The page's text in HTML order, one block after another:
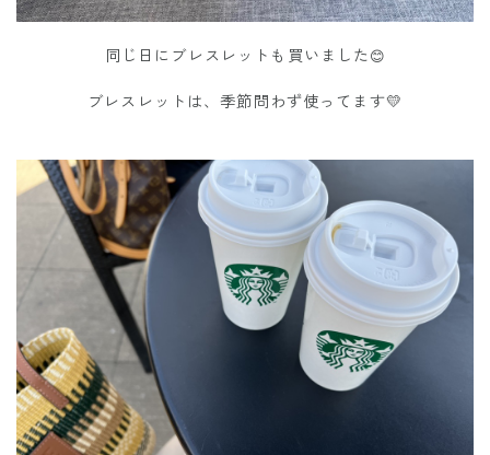
同じ日にブレスレットも買いました😊
ブレスレットは、季節問わず使ってます💛